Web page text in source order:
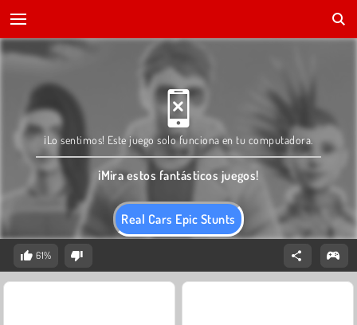
Real Cars Epic Stunts
¡Lo sentimos! Este juego solo funciona en tu computadora.
¡Mira estos fantásticos juegos!
61%